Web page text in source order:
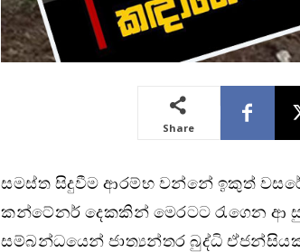
Share
සමස්ත සිදුවීම ආරම්භ වන්නේ ඉකුත් වසරේ
කන්ටේනර් දෙකකින් මෙරටට රැගෙන ආ
සම්බන්ධයෙන් ජාත්‍යන්තර බුද්ධි ඒජන්සියක්